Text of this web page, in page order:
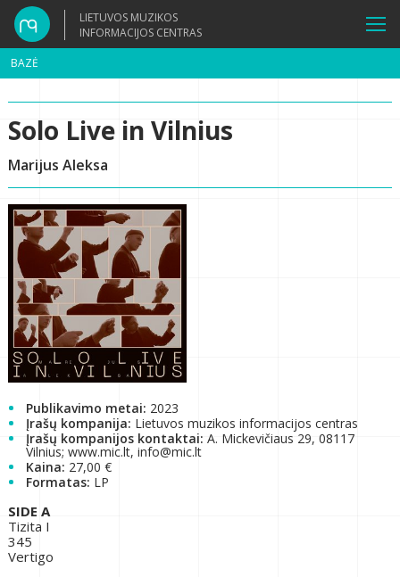
LIETUVOS MUZIKOS
INFORMACIJOS CENTRAS
BAZĖ
Solo Live in Vilnius
Marijus Aleksa
Publikavimo metai: 2023
Įrašų kompanija: Lietuvos muzikos informacijos centras
Įrašų kompanijos kontaktai: A. Mickevičiaus 29, 08117
Vilnius; www.mic.lt, info@mic.lt
Kaina: 27,00 €
Formatas: LP
SIDE A
Tizita I
345
Vertigo